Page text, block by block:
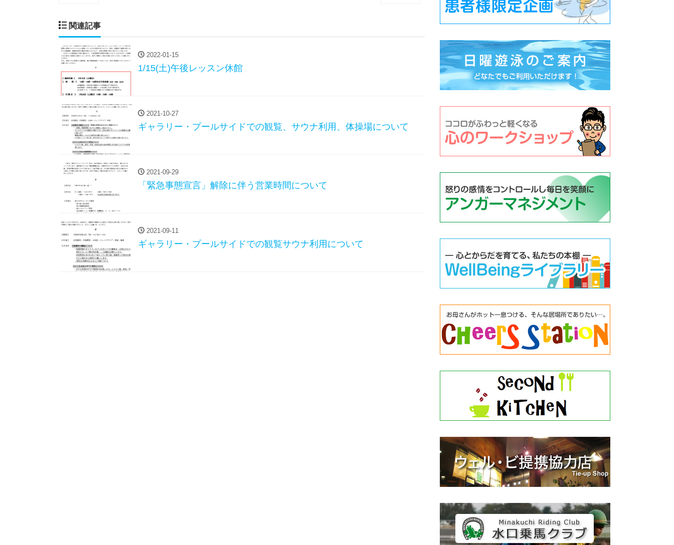
関連記事
2022-01-15
1/15(土)午後レッスン休館
2021-10-27
ギャラリー・プールサイドでの観覧、サウナ利用、体操場について
2021-09-29
「緊急事態宣言」解除に伴う営業時間について
2021-09-11
ギャラリー・プールサイドでの観覧サウナ利用について